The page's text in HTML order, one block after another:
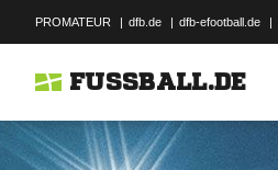
PROMATEUR | dfb.de | dfb-efootball.de |
FUSSBALL.DE